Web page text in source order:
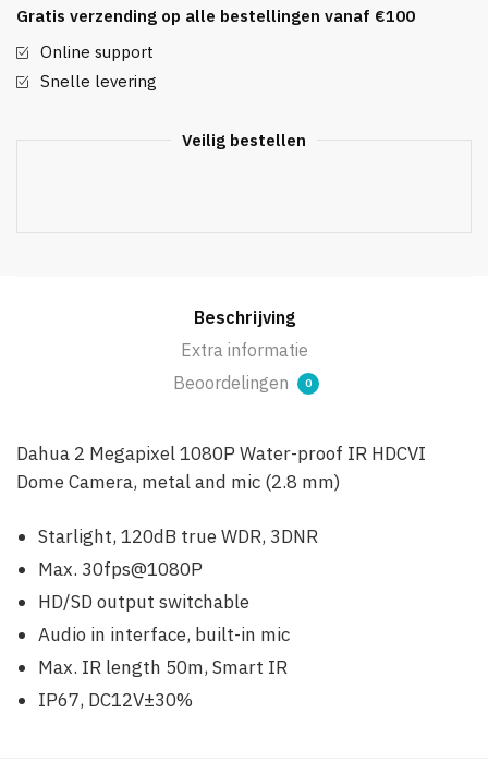
2MP
Starlight
HDCVI
Gratis verzending op alle bestellingen vanaf €100
Online support
Snelle levering
Veilig bestellen
Beschrijving
Extra informatie
Beoordelingen
0
Dahua 2 Megapixel 1080P Water-proof IR HDCVI
Dome Camera, metal and mic (2.8 mm)
Starlight, 120dB true WDR, 3DNR
Max. 30fps@1080P
HD/SD output switchable
Audio in interface, built-in mic
Max. IR length 50m, Smart IR
IP67, DC12V±30%